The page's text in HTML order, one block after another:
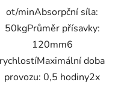
ot/minAbsorpční síla:
50kgPrůměr přísavky:
120mm6
rychlostíMaximální doba
provozu: 0,5 hodiny2x